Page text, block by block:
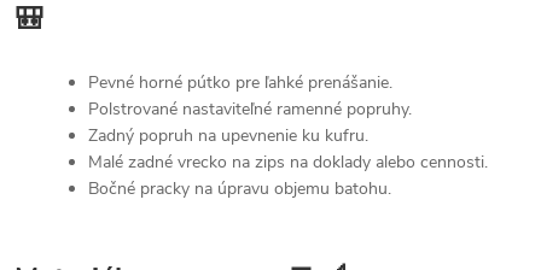
🎒
Pevné horné pútko pre ľahké prenášanie.
Polstrované nastaviteľné ramenné popruhy.
Zadný popruh na upevnenie ku kufru.
Malé zadné vrecko na zips na doklady alebo cennosti.
Bočné pracky na úpravu objemu batohu.